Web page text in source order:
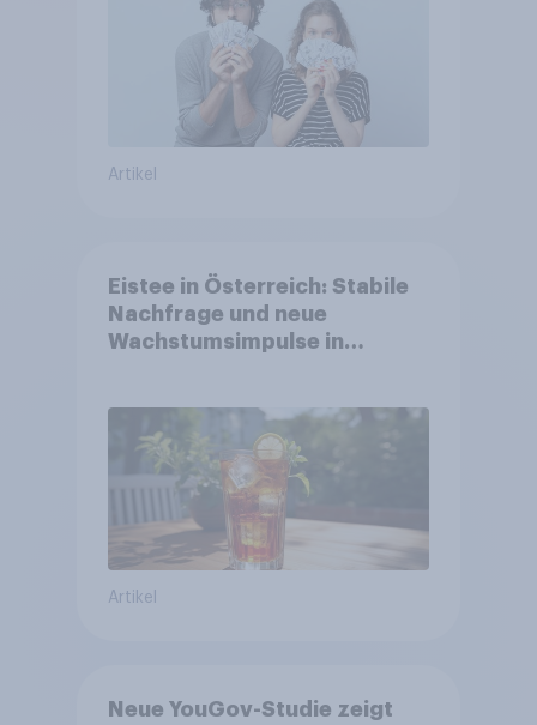
Artikel
Eistee in Österreich: Stabile
Nachfrage und neue
Wachstumsimpulse in
Artikel
Neue YouGov-Studie zeigt